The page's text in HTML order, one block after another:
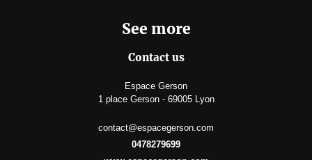
See more
Contact us
Espace Gerson
1 place Gerson - 69005 Lyon
contact@espacegerson.com
0478279699